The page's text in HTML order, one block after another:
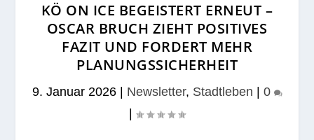
KÖ ON ICE BEGEISTERT ERNEUT –
OSCAR BRUCH ZIEHT POSITIVES
FAZIT UND FORDERT MEHR
PLANUNGSSICHERHEIT
9. Januar 2026| Newsletter, Stadtleben
0